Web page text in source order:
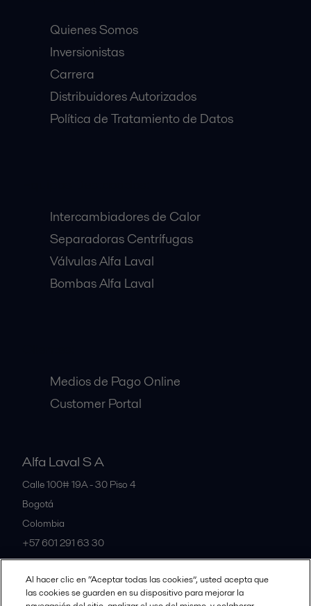
Quienes Somos
Inversionistas
Carrera
Distribuidores Autorizados
Política de Tratamiento de Datos
Intercambiadores de Calor
Separadoras Centrífugas
Válvulas Alfa Laval
Bombas Alfa Laval
Medios de Pago Online
Customer Portal
Alfa Laval S A
Calle 100# 19A - 30 Piso 4
Bogotá
Colombia
+57 601 291 63 30
All offices and partners
Al hacer clic en “Aceptar todas las cookies”, usted acepta que
las cookies se guarden en su dispositivo para mejorar la